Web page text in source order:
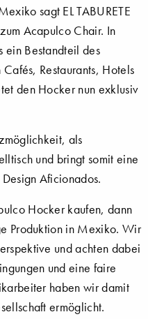
sagt EL TABURETE
Acapulco Chair. In
ein Bestandteil des
Restaurants, Hotels
den Hocker nun exklusiv
als
und bringt somit eine
Aficionados.
Hocker kaufen, dann
Produktion in Mexiko. Wir
und achten dabei
und eine faire
haben wir damit
ermöglicht.